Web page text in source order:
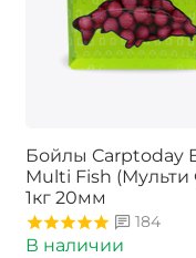
Бойлы Carptoday
Multi Fish
1кг 20мм
184
В наличии